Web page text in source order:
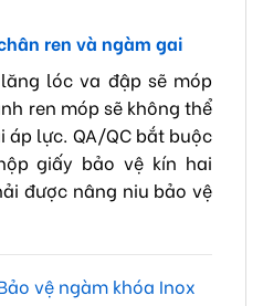
ren và ngàm gai
lóc va đập sẽ móp
ren móp sẽ không thể
lực. QA/QC bắt buộc
giấy bảo vệ kín hai
được nâng niu bảo vệ
vệ ngàm khóa Inox